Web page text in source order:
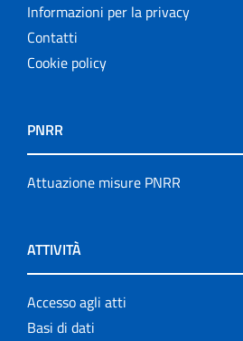
Informazioni per la privacy
Contatti
Cookie policy
PNRR
Attuazione misure PNRR
ATTIVITÀ
Accesso agli atti
Basi di dati